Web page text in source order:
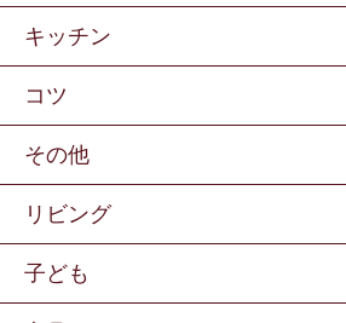
キッチン
コツ
その他
リビング
子ども